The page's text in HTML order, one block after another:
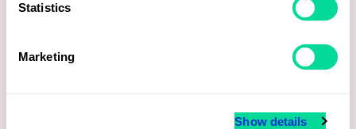
Statistics
Marketing
Show details